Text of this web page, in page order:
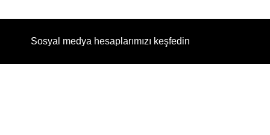
Sosyal medya hesaplarımızı keşfedin